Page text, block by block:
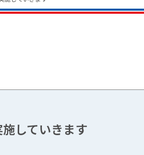
していきます